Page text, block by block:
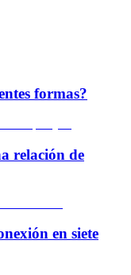
formas?
relación de
en siete